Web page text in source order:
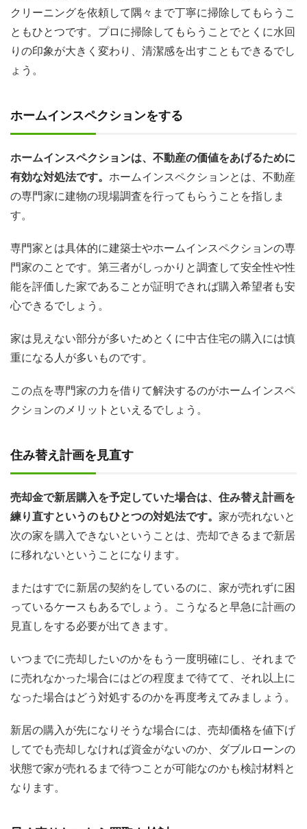
クリーニングを依頼して隅々まで丁寧に掃除してもらうこ
ともひとつです。プロに掃除してもらうことでとくに水回
りの印象が大きく変わり、清潔感を出すこともできるでし
ょう。
ホームインスペクションをする
ホームインスペクションは、不動産の価値をあげるために
有効な対処法です。 ホームインスペクションとは、不動産
の専門家に建物の現場調査を行ってもらうことを指しま
す。
専門家とは具体的に建築士やホームインスペクションの専
門家のことです。第三者がしっかりと調査して安全性や性
能を評価した家であることが証明できれば購入希望者も安
心できるでしょう。
家は見えない部分が多いためとくに中古住宅の購入には慎
重になる人が多いものです。
この点を専門家の力を借りて解決するのがホームインスペ
クションのメリットといえるでしょう。
住み替え計画を見直す
売却金で新居購入を予定していた場合は、住み替え計画を
練り直すというのもひとつの対処法です。 家が売れないと
次の家を購入できないということは、売却できるまで新居
に移れないということになります。
またはすでに新居の契約をしているのに、家が売れずに困
っているケースもあるでしょう。こうなると早急に計画の
見直しをする必要が出てきます。
いつまでに売却したいのかをもう一度明確にし、それまで
に売れなかった場合にはどの程度まで待てて、それ以上に
なった場合はどう対処するのかを再度考えてみましょう。
新居の購入が先になりそうな場合には、売却価格を値下げ
してでも売却しなければ資金がないのか、ダブルローンの
状態で家が売れるまで待つことが可能なのかも検討材料と
なります。